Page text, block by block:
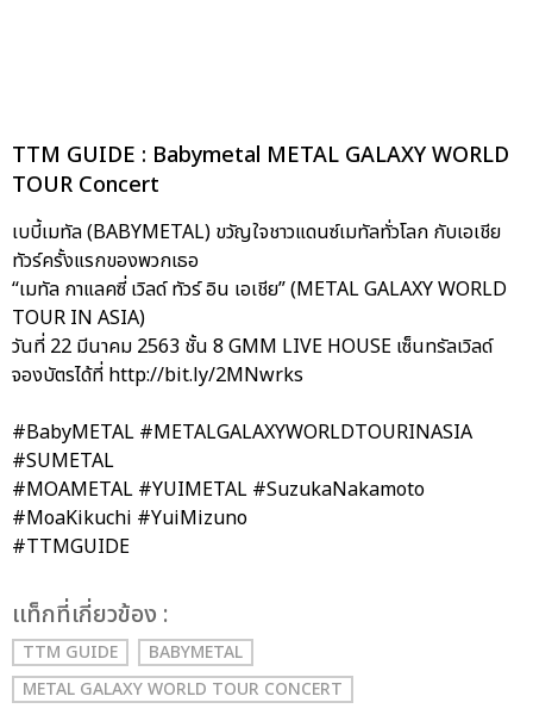
TTM GUIDE : Babymetal METAL GALAXY WORLD
TOUR Concert
เบบี้เมทัล (BABYMETAL) ขวัญใจชาวแดนซ์เมทัลทั่วโลก กับเอเชีย
ทัวร์ครั้งแรกของพวกเธอ
“เมทัล กาแลคซี่ เวิลด์ ทัวร์ อิน เอเชีย” (METAL GALAXY WORLD
TOUR IN ASIA)
วันที่ 22 มีนาคม 2563 ชั้น 8 GMM LIVE HOUSE เซ็นทรัลเวิลด์
จองบัตรได้ที่ http://bit.ly/2MNwrks
#BabyMETAL #METALGALAXYWORLDTOURINASIA
#SUMETAL
#MOAMETAL #YUIMETAL #SuzukaNakamoto
#MoaKikuchi #YuiMizuno
#TTMGUIDE
เเท็กที่เกี่ยวข้อง :
TTM GUIDE
BABYMETAL
METAL GALAXY WORLD TOUR CONCERT